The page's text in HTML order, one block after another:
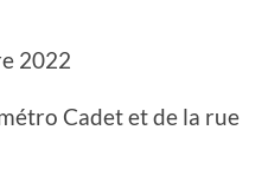
2022
Cadet et de la rue